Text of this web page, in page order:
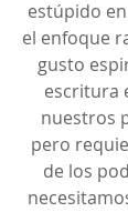
estúpido
el enfoque
gusto
escritura
nuestros
pero
de los